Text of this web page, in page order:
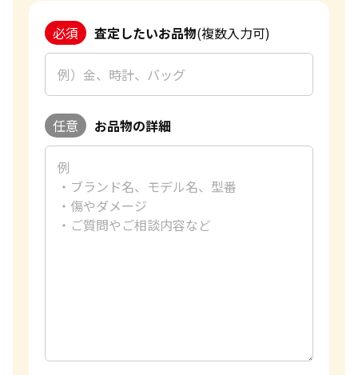
ピンクゴールド 買取
ホワイトゴールド 買取
金コンビ 買取
プラチナ 買取
プラチナインゴット 買取
Pt1000 買取
Pt950 買取
Pt900 買取
Pt850 買取
Pt&Pm 買取
銀･シルバー 買取
ミキモト 買取
ショーメ 買取
買取可能な商品をもっと見る
リシャール・ミル
ブライトリング
ヴァシュロン・コンスタンタン 買取
A. ランゲ&
ゾーネ 買取
パネライ 買取
ブルガリ 買取
フランク ミュラー 買取
IWC 買取
買取可能な商品をもっと見る
必須 査定したいお品物(複数入力可)
任意 お品物の詳細